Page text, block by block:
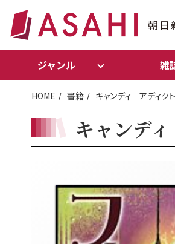
ジャンル 雑
HOME 書籍 キャンディ アディク
キャンデ